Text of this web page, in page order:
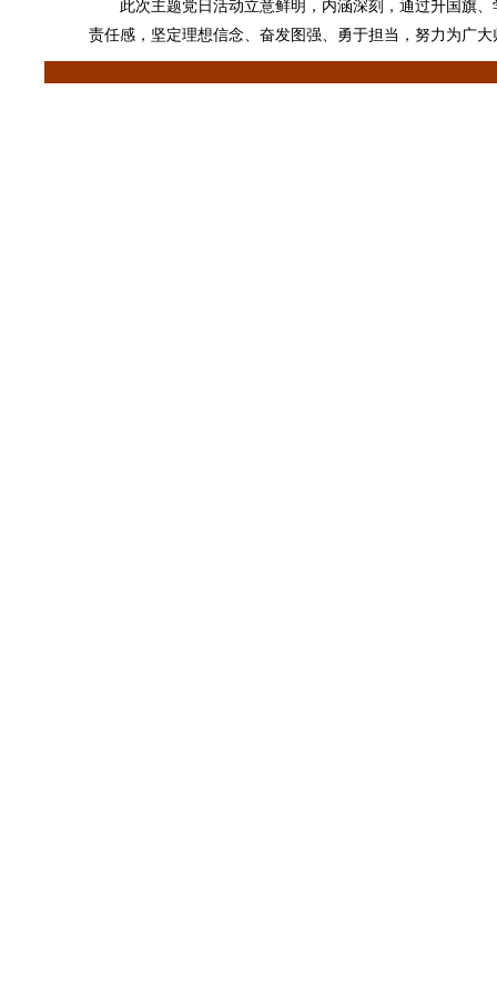
此次主题党日活动立意鲜明，内涵深刻，通过升国旗、
责任感，坚定理想信念、奋发图强、勇于担当，努力为广